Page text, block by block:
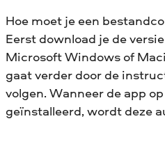
Hoe moet je een
Eerst download je de
Microsoft Windows of
gaat verder door de
volgen. Wanneer de app
geïnstalleerd, wordt deze